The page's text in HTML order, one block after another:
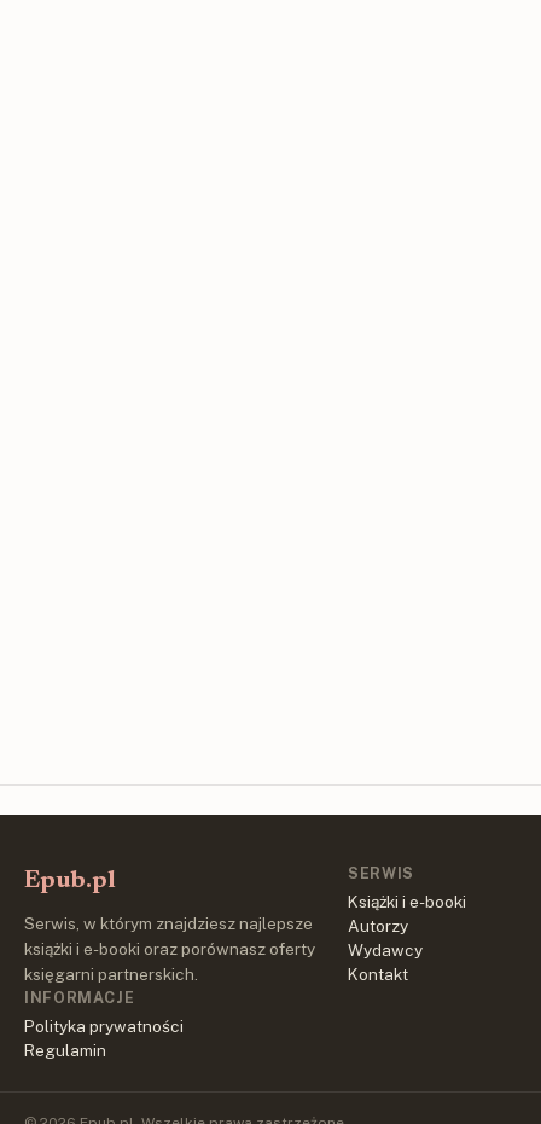
Epub.pl
Serwis, w którym znajdziesz najlepsze
książki i e-booki oraz porównasz oferty
księgarni partnerskich.
SERWIS
Książki i e-booki
Autorzy
Wydawcy
Kontakt
INFORMACJE
Polityka prywatności
Regulamin